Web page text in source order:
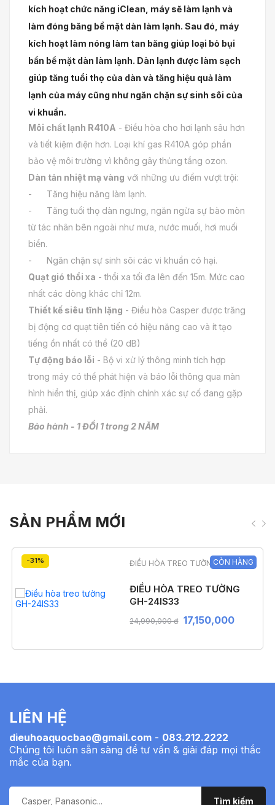
kích hoạt chức năng iClean, máy sẽ làm lạnh và
làm đóng băng bề mặt dàn làm lạnh. Sau đó, máy
kích hoạt làm nóng làm tan băng giúp loại bỏ bụi
bẩn bề mặt dàn làm lạnh. Dàn lạnh được làm sạch
giúp tăng tuổi thọ của dàn và tăng hiệu quả làm
lạnh của máy cũng như ngăn chặn sự sinh sôi của
vi khuẩn.
Môi chất lạnh R410A - Điều hòa cho hơi lạnh sâu hơn
và tiết kiệm điện hơn. Loại khí gas R410A góp phần
bảo vệ môi trường vì không gây thủng tầng ozon.
Dàn tản nhiệt mạ vàng với những ưu điểm vượt trội:
- Tăng hiệu năng làm lạnh.
- Tăng tuổi thọ dàn ngưng, ngăn ngừa sự bào mòn
từ tác nhân bên ngoài như mưa, nước muối, hơi muối
biển.
- Ngăn chặn sự sinh sôi các vi khuẩn có hại.
Quạt gió thổi xa - thổi xa tối đa lên đến 15m. Mức cao
nhất các dòng khác chỉ 12m.
Thiết kế siêu tĩnh lặng - Điều hòa Casper được trăng
bị động cơ quạt tiên tiến có hiệu năng cao và ít tạo
tiếng ồn nhất có thể (20 dB)
Tự động báo lỗi - Bộ vi xử lý thông minh tích hợp
trong máy có thể phát hiện và báo lỗi thông qua màn
hình hiển thị, giúp xác định chính xác sự cố đang gặp
phải.
Bảo hành - 1 ĐỔI 1 trong 2 NĂM
SẢN PHẨM MỚI
-31% ĐIỀU HÒA TREO TƯỜNG
ĐIỀU HÒA TREO TƯỜNG
GH-24IS33
CÒN HÀNG
24,990,000 đ 17,150,000
LIÊN HỆ
dieuhoaquocbao@gmail.com - 083.212.2222
Chúng tôi luôn sẵn sàng để tư vấn & giải đáp mọi thắc
mắc của bạn.